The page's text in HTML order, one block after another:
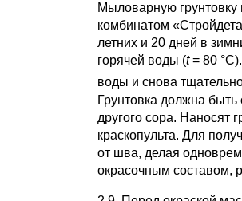
Мыловарную грунтовку
комбинатом
летних и 20 дней в
горячей воды (t= 80
воды и снова
Грунтовка должна
другого сора. Наносят
краскопульта. Для
от шва, делая
окрасочным составом,